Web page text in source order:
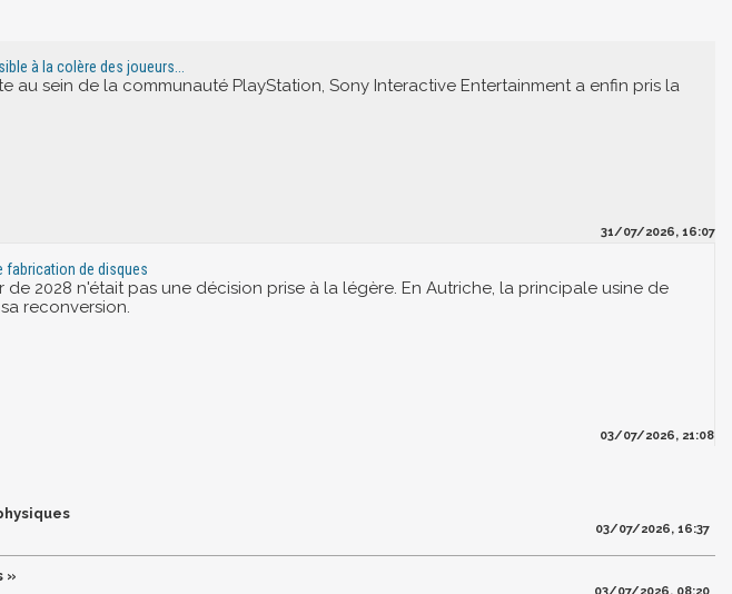
à la colère des joueurs...
sein de la communauté PlayStation, Sony Interactive Entertainment a enfin pris la
31/07/2026, 16:07
fabrication de disques
2028 n'était pas une décision prise à la légère. En Autriche, la principale usine de
reconversion.
03/07/2026, 21:08
03/07/2026, 16:37
»
03/07/2026, 08:20